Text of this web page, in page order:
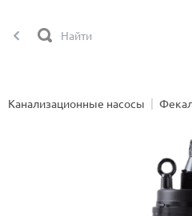
Канализационные насосы